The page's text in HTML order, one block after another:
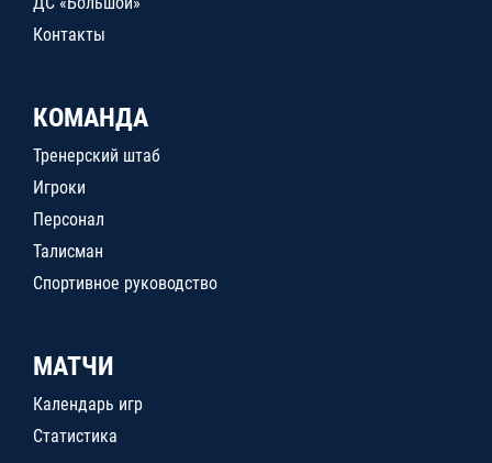
Контакты
КОМАНДА
Тренерский штаб
Игроки
Персонал
Талисман
Спортивное руководство
МАТЧИ
Календарь игр
Статистика